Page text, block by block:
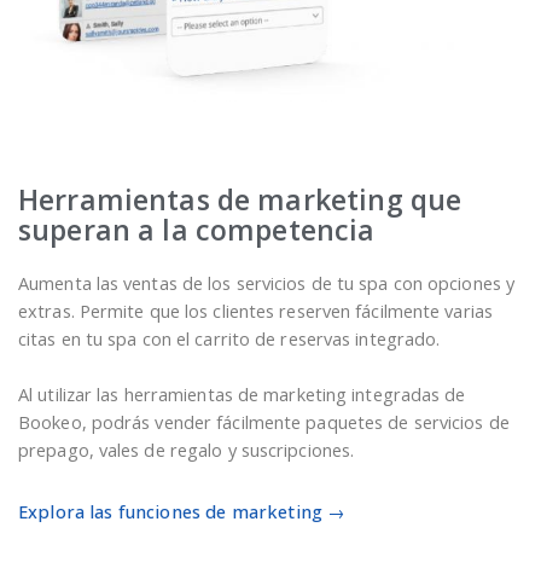
Herramientas de marketing que
superan a la competencia
Aumenta las ventas de los servicios de tu spa con opciones y
extras. Permite que los clientes reserven fácilmente varias
citas en tu spa con el carrito de reservas integrado.
Al utilizar las herramientas de marketing integradas de
Bookeo, podrás vender fácilmente paquetes de servicios de
prepago, vales de regalo y suscripciones.
Explora las funciones de marketing →